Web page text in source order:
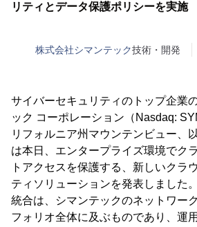
リティとデータ保護ポリシーを実施
株式会社シマンテック技術・開発
サイバーセキュリティのトップ企業
ック コーポレーション（Nasdaq:
リフォルニア州マウンテンビュー、
は本日、エンタープライズ環境でク
トアクセスを保護する、新しいクラ
ティソリューションを発表しました
統合は、シマンテックのネットワー
フォリオ全体に及ぶものであり、運